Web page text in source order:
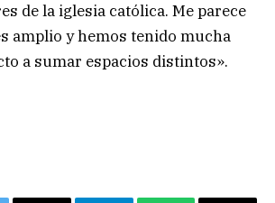
de la iglesia católica. Me parece
amplio y hemos tenido mucha
a sumar espacios distintos».